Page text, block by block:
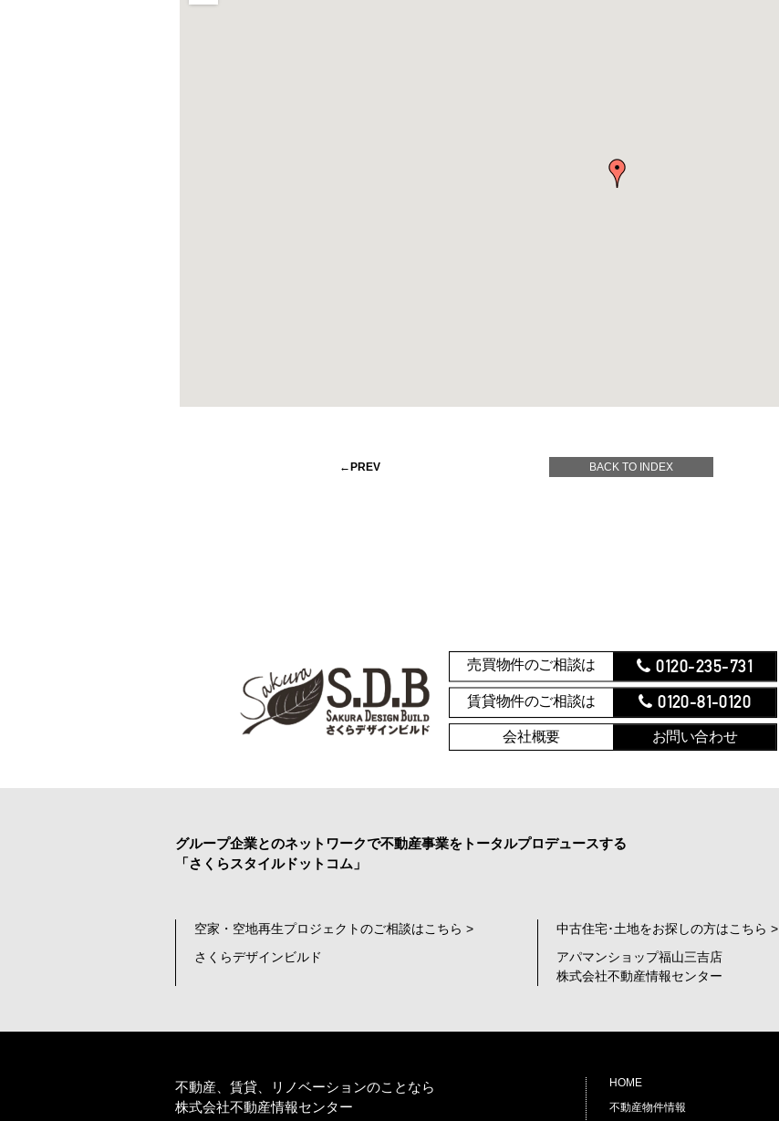
←PREV BACK TO INDEX
売買物件のご相談は 0120-235-731
賃貸物件のご相談は 0120-81-0120
会社概要 お問い合わせ
グループ企業とのネットワークで不動産事業をトータルプロデュースする
「さくらスタイルドットコム」
空家・空地再生プロジェクトのご相談はこちら >
さくらデザインビルド
中古住宅･土地をお探しの方はこちら >
アパマンショップ福山三吉店
株式会社不動産情報センター
不動産、賃貸、リノベーションのことなら
株式会社不動産情報センター
HOME
不動産物件情報